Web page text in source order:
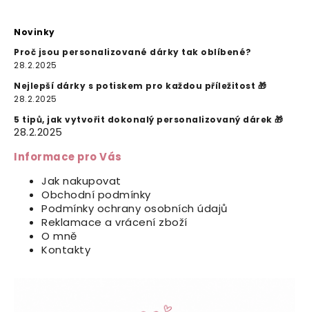
Novinky
Proč jsou personalizované dárky tak oblíbené?
28.2.2025
Nejlepší dárky s potiskem pro každou příležitost 🎁
28.2.2025
5 tipů, jak vytvořit dokonalý personalizovaný dárek 🎁
28.2.2025
Informace pro Vás
Jak nakupovat
Obchodní podmínky
Podmínky ochrany osobních údajů
Reklamace a vrácení zboží
O mně
Kontakty